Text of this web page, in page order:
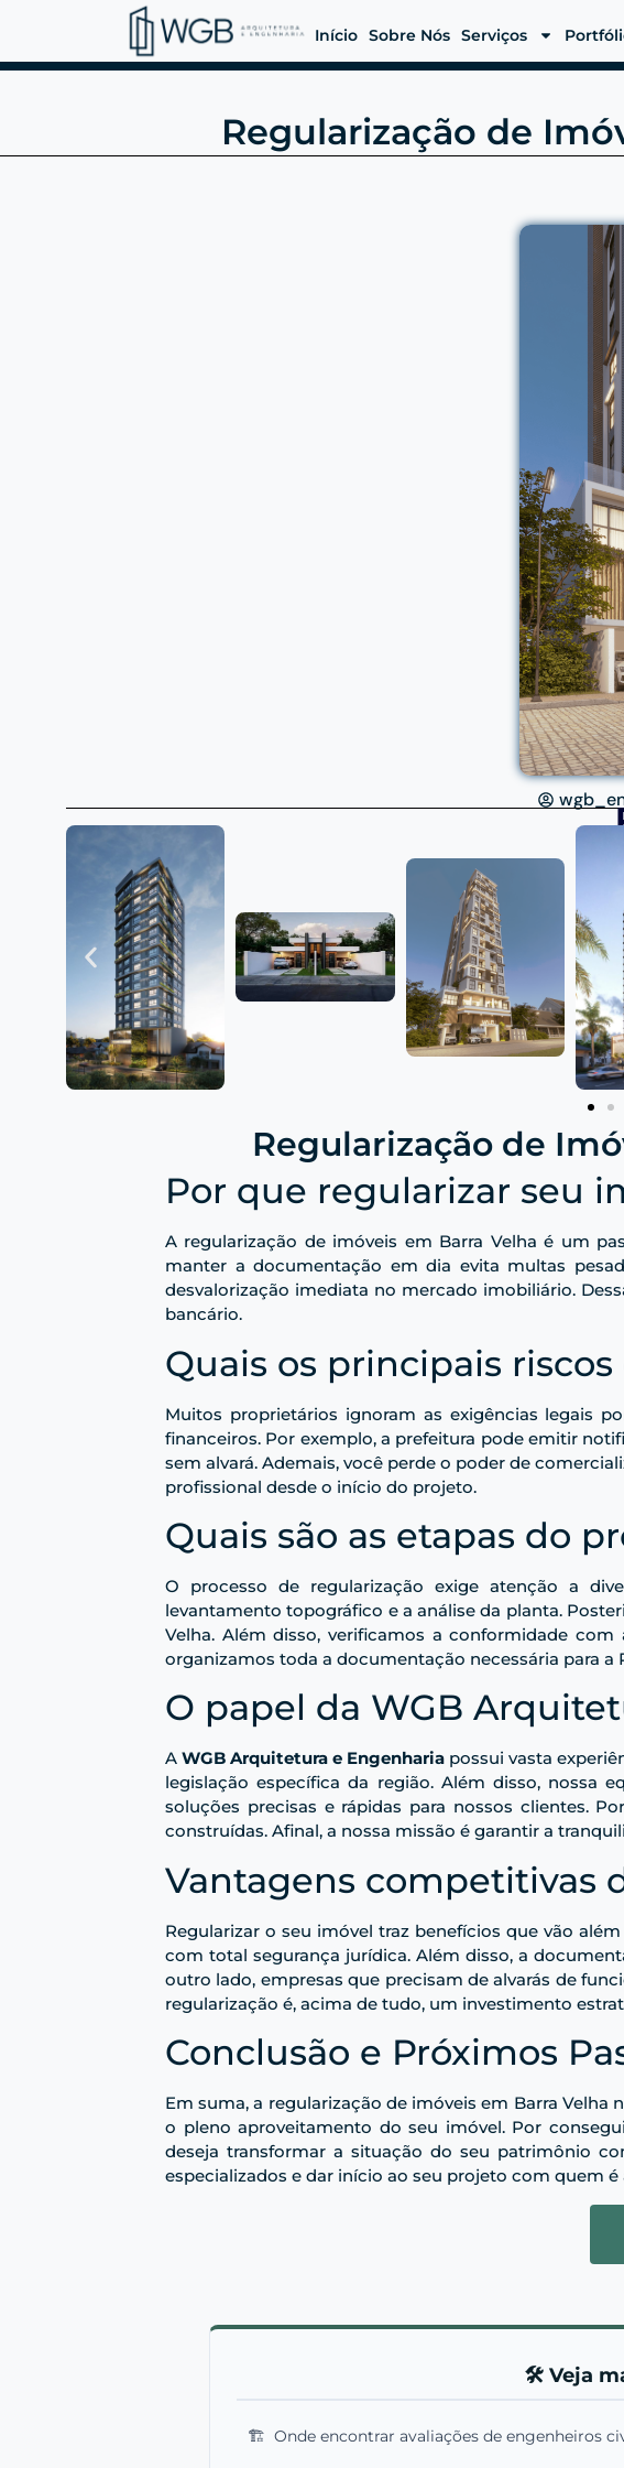
Início Sobre Nós Serviços
Regularização de
Regularização de
Por que regularizar seu
A regularização de imóveis em Barra Velha é um
manter a documentação em dia evita multas
desvalorização imediata no mercado imobiliário.
bancário.
Quais os principais
Muitos proprietários ignoram as exigências legais
financeiros. Por exemplo, a prefeitura pode emitir
sem alvará. Ademais, você perde o poder de
profissional desde o início do projeto.
Quais são as etapas do
O processo de regularização exige atenção a
levantamento topográfico e a análise da planta.
Velha. Além disso, verificamos a conformidade
organizamos toda a documentação necessária para
O papel da WGB
AWGB Arquitetura e Engenharia possui vasta
legislação específica da região. Além disso, nossa
soluções precisas e rápidas para nossos clientes.
construídas. Afinal, a nossa missão é garantir a
Vantagens competitivas
Regularizar o seu imóvel traz benefícios que vão
com total segurança jurídica. Além disso, a
outro lado, empresas que precisam de alvarás de
regularização é, acima de tudo, um investimento
Conclusão e Próximos
Em suma, a regularização de imóveis em Barra
o pleno aproveitamento do seu imóvel. Por
deseja transformar a situação do seu patrimônio
especializados e dar início ao seu projeto com quem
🛠️ Veja
🏗️ Onde encontrar avaliações de engenheiros